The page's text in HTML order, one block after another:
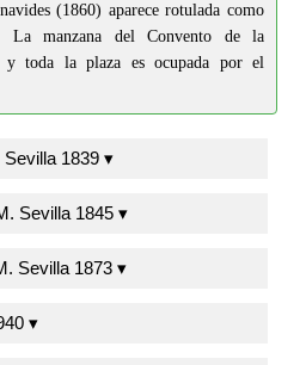
(1860) aparece rotulada como
La manzana del Convento de la
y toda la plaza es ocupada por el
González de León, F. Sevilla 1839 ▾
Moreno y Gálvez, J.M. Sevilla 1845 ▾
Álvarez-Benavides, M. Sevilla 1873 ▾
Montoto, S. Sevilla 1940 ▾